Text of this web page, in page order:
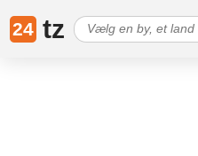
24 tz